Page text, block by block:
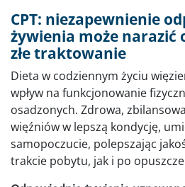
CPT: niezapewnienie
żywienia może narazić
złe traktowanie
Dieta w codziennym życiu
wpływ na funkcjonowanie
osadzonych. Zdrowa,
więźniów w lepszą kondycję,
samopoczucie, polepszając
trakcie pobytu, jak i po